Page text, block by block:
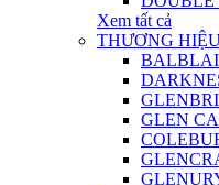
Xem tất cả
THƯƠNG
GLEN